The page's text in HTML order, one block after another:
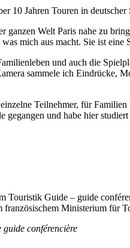
10 Jahren Touren in
ganzen Welt Paris nahe zu
mich aus macht. Sie ist eine
und auch die
sammele ich Eindrücke,
Teilnehmer, für
und habe hier
Touristik Guide – guide
französischem Ministerium für
conférencière